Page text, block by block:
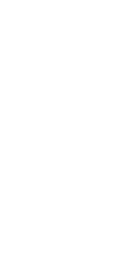
Nesse caso,
qualquer
efetuado ao
como
spyware, regras
firewall, dados de
de páginas Web
coletivamente
Nesse
de
durante o Período